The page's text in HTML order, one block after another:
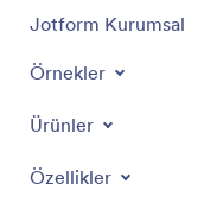
Jotform Kurumsal
Örnekler
Ürünler
Özellikler